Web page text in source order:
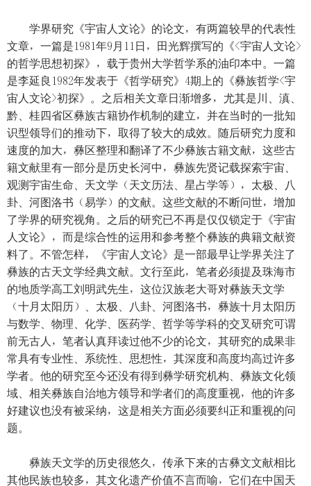
学界研究《宇宙人文论》的论文，有两篇较早的代表性
文章，一篇是1981年9月11日，田光辉撰写的《<宇宙人文论>
的哲学思想初探》，载于贵州大学哲学系的油印本中。一篇
是李延良1982年发表于《哲学研究》4期上的《彝族哲学<宇
宙人文论>初探》。之后相关文章日渐增多，尤其是川、滇、
黔、桂四省区彝族古籍协作机制的建立，并在当时的一批知
识型领导们的推动下，取得了较大的成效。随后研究力度和
速度的加大，彝区整理和翻译了不少彝族古籍文献，这些古
籍文献里有一部分是历史长河中，彝族先贤记载探索宇宙、
观测宇宙生命、天文学（天文历法、星占学等），太极、八
卦、河图洛书（易学）的文献。这些文献的不断问世，增加
了学界的研究视角。之后的研究已不再是仅仅锁定于《宇宙
人文论》，而是综合性的运用和参考整个彝族的典籍文献资
料了。不管怎样，《宇宙人文论》是一部最早让学界关注了
彝族的古天文学经典文献。文行至此，笔者必须提及珠海市
的地质学高工刘明武先生，这位汉族老大哥对彝族天文学
（十月太阳历）、太极、八卦、河图洛书，彝族十月太阳历
与数学、物理、化学、医药学、哲学等学科的交叉研究可谓
前无古人，笔者认真拜读过他不少的论文，其研究的成果非
常具有专业性、系统性、思想性，其深度和高度均高过许多
学者。他的研究至今还没有得到彝学研究机构、彝族文化领
域、相关彝族自治地方领导和学者们的高度重视，他的许多
好建议也没有被采纳，这是相关方面必须要纠正和重视的问
题。
彝族天文学的历史很悠久，传承下来的古彝文文献相比
其他民族也较多，其文化遗产价值不言而喻，它们在中国天